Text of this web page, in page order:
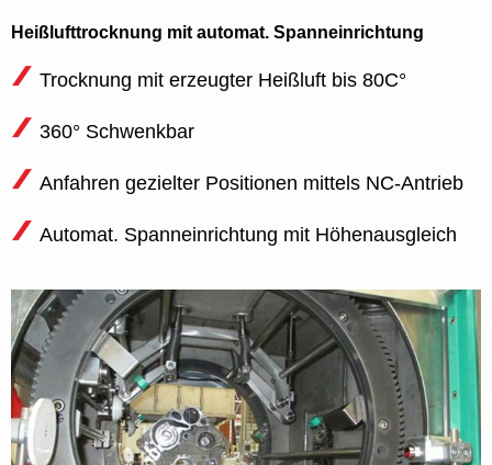
Heißlufttrocknung mit automat. Spanneinrichtung
Trocknung mit erzeugter Heißluft bis 80C°
360° Schwenkbar
Anfahren gezielter Positionen mittels NC-Antrieb
Automat. Spanneinrichtung mit Höhenausgleich